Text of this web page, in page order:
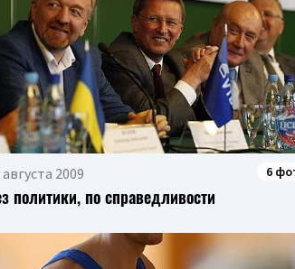
августа 2009 6
политики, по справедливости